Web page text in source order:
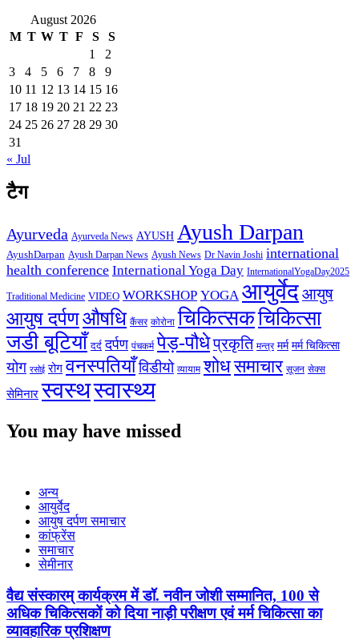
August 2026
M T W T F S
S
1
2
3
4 5 6 7 8
9
10 11 12 13 14 15 16
17 18 19 20 21 22 23
24 25 26 27 28 29 30
31
« Jul
टैग
Ayurveda Ayurveda News AYUSH Ayush Darpan
AyushDarpan Ayush Darpan News Ayush News Dr Navin Joshi international
health conference International Yoga Day InternationalYogaDay2025
Traditional Medicine VIDEO WORKSHOP YOGA आयुर्वेदआयुष
आयुष दर्पणऔषधि कैंसर कोरोना चिकित्सकचिकित्सा
जडी बूटियाँ दर्द दर्पण पंचकर्म पेड़-पौधेप्रकृति मन्त्र मर्म मर्म चिकित्सा
योग रसोई रोग वनस्पतियाँविडीयो व्यायाम शोधसमाचार सूजन सेक्स
सेमिनार स्वस्थस्वास्थ्य
You may have missed
अन्य
आयुर्वेद
आयुष दर्पण समाचार
कांफ्रेंस
समाचार
सेमीनार
वैद्य संस्कारम् कार्यक्रम में डॉ. नवीन जोशी सम्मानित, 100 से
अधिक चिकित्सकों को दिया नाड़ी परीक्षण एवं मर्म चिकित्सा का
व्यावहारिक प्रशिक्षण